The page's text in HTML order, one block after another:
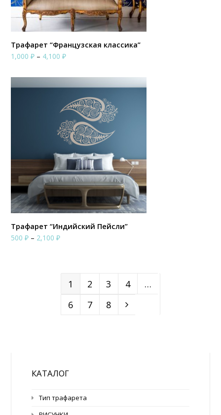
Трафарет “Французская классика”
1,000₽ – 4,100₽Диапазон
1,000 ₽
–
4,100 ₽
Трафарет “Индийский Пейсли”
500₽ – 2,100₽Диапазон
2,100 ₽
1 2 3 4
…
6
7 8
КАТАЛОГ
Тип трафарета